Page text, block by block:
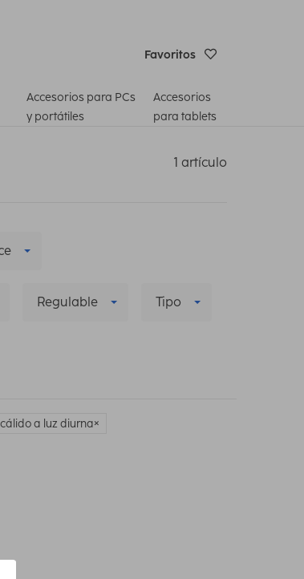
Favoritos
Accesorios para PCs
y portátiles
Accesorios
para tablets
1 artículo
Regulable Tipo
a luz diurna